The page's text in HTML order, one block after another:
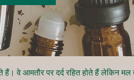
वे आमतौर पर दर्द रहित होते हैं लेकिन मल